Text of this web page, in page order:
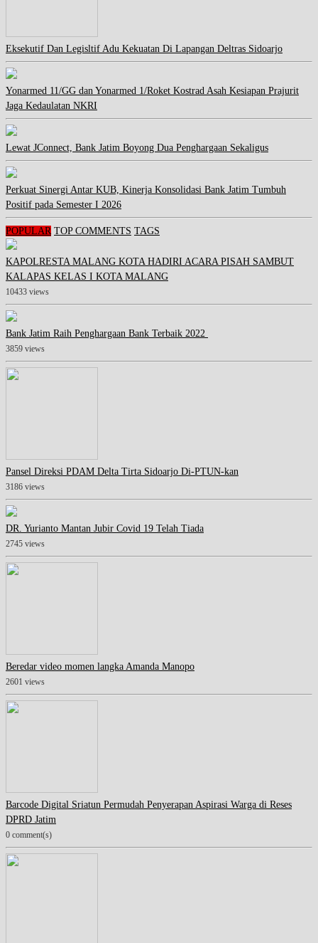
Eksekutif Dan Legisltif Adu Kekuatan Di Lapangan Deltras Sidoarjo
Yonarmed 11/GG dan Yonarmed 1/Roket Kostrad Asah Kesiapan Prajurit
Jaga Kedaulatan NKRI
Lewat JConnect, Bank Jatim Boyong Dua Penghargaan Sekaligus
Perkuat Sinergi Antar KUB, Kinerja Konsolidasi Bank Jatim Tumbuh
Positif pada Semester I 2026
POPULAR TOP COMMENTS TAGS
KAPOLRESTA MALANG KOTA HADIRI ACARA PISAH SAMBUT
KALAPAS KELAS I KOTA MALANG
10433 views
Bank Jatim Raih Penghargaan Bank Terbaik 2022
3859 views
Pansel Direksi PDAM Delta Tirta Sidoarjo Di-PTUN-kan
3186 views
DR. Yurianto Mantan Jubir Covid 19 Telah Tiada
2745 views
Beredar video momen langka Amanda Manopo
2601 views
Barcode Digital Sriatun Permudah Penyerapan Aspirasi Warga di Reses
DPRD Jatim
0 comment(s)